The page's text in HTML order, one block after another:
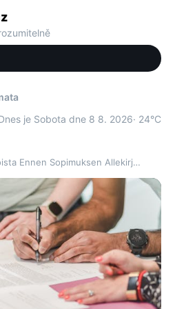
je Sobota dne 8 8. 2026· 24°C
Ennen Sopimuksen Allekirj…